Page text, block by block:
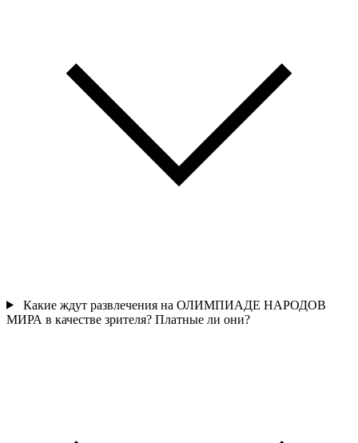
Какие ждут развлечения на ОЛИМПИАДЕ НАРОДОВ
МИРА в качестве зрителя? Платные ли они?